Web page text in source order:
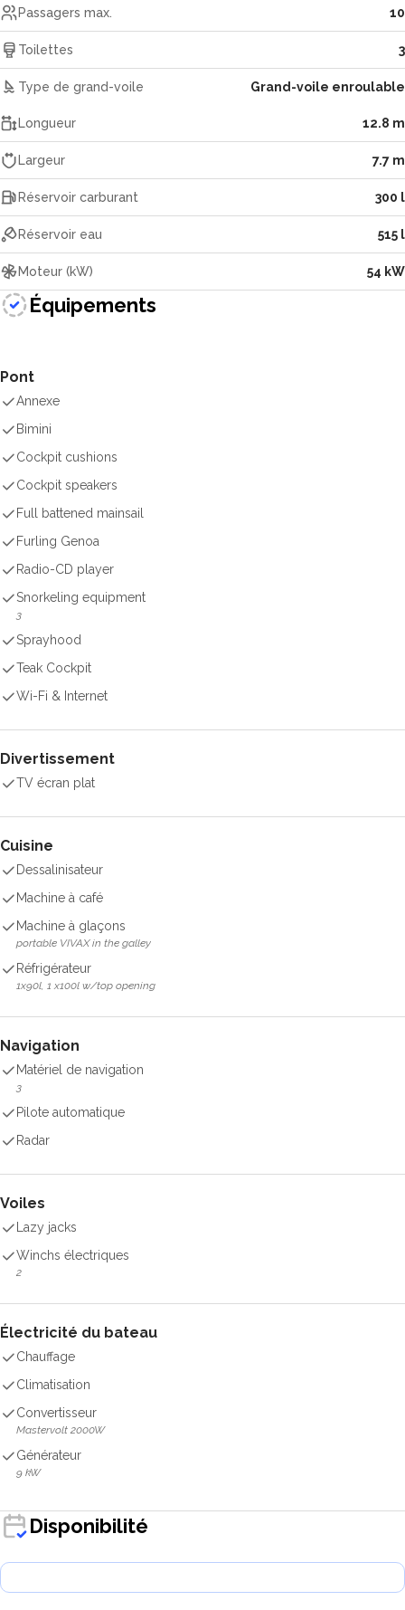
Passagers max. 10
Toilettes 3
Type de grand-voile Grand-voile enroulable
Longueur 12.8 m
Largeur 7.7 m
Réservoir carburant 300 l
Réservoir eau 515 l
Moteur (kW) 54 kW
Équipements
Pont
Annexe
Bimini
Cockpit cushions
Cockpit speakers
Full battened mainsail
Furling Genoa
Radio-CD player
Snorkeling equipment
3
Sprayhood
Teak Cockpit
Wi-Fi & Internet
Divertissement
TV écran plat
Cuisine
Dessalinisateur
Machine à café
Machine à glaçons
portable VIVAX in the galley
Réfrigérateur
1x90l, 1 x100l w/top opening
Navigation
Matériel de navigation
3
Pilote automatique
Radar
Voiles
Lazy jacks
Winchs électriques
2
Électricité du bateau
Chauffage
Climatisation
Convertisseur
Mastervolt 2000W
Générateur
9 kW
Disponibilité